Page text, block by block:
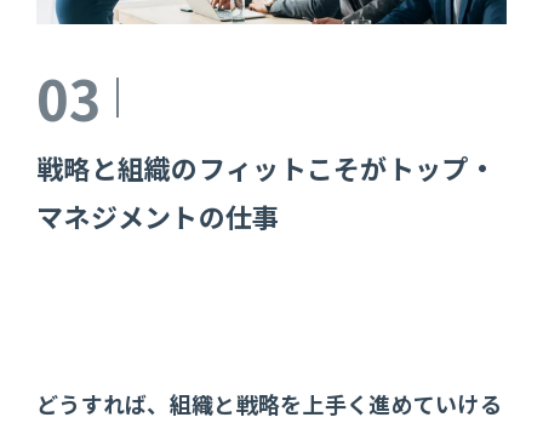
03
戦略と組織のフィットこそがトップ・
マネジメントの仕事
どうすれば、組織と戦略を上手く進めていける